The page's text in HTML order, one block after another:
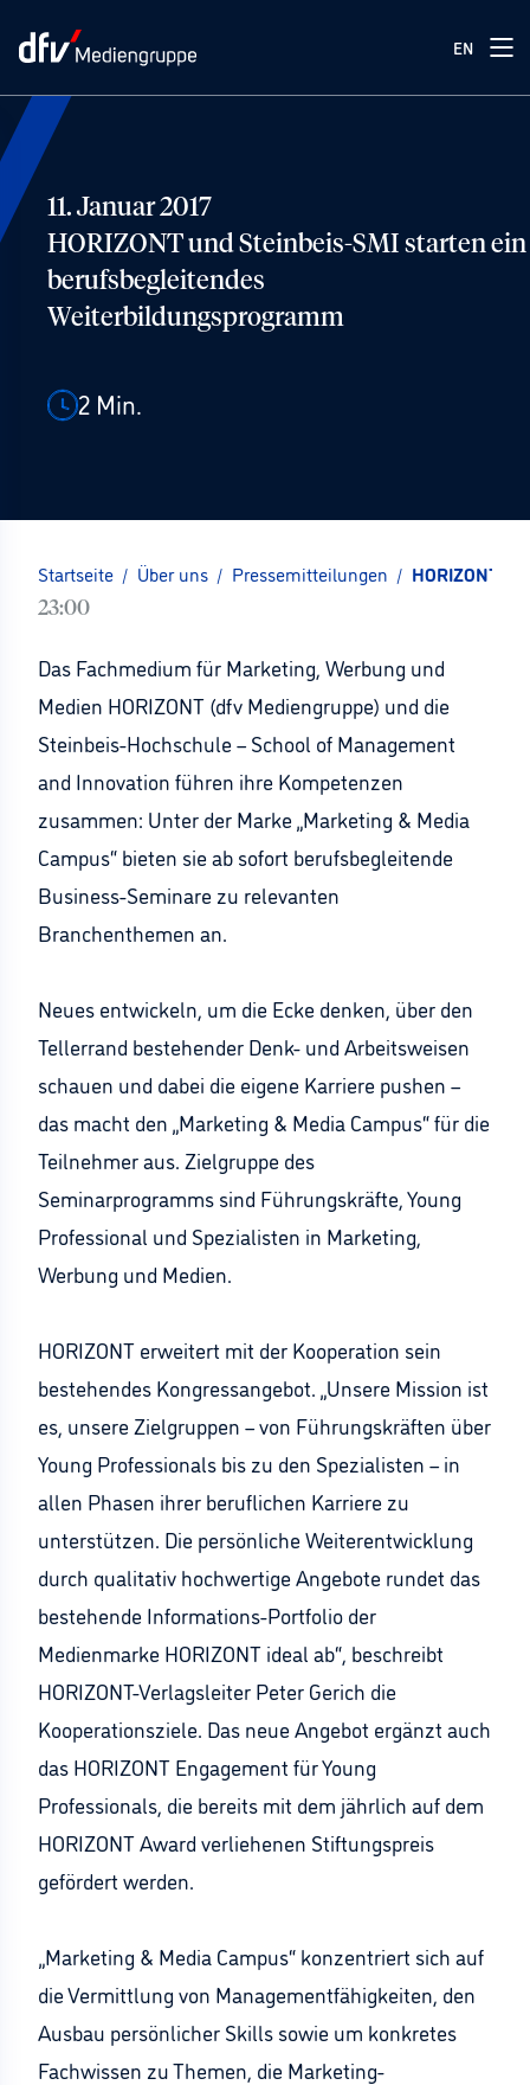
EN
11. Januar 2017
HORIZONT und Steinbeis-SMI starten ein
berufsbegleitendes
Weiterbildungsprogramm
2 Min.
Startseite / Über uns / Pressemitteilungen / HORIZONT
23:00
Das Fachmedium für Marketing, Werbung und
Medien HORIZONT (dfv Mediengruppe) und die
Steinbeis-Hochschule – School of Management
and Innovation führen ihre Kompetenzen
zusammen: Unter der Marke „Marketing & Media
Campus“ bieten sie ab sofort berufsbegleitende
Business-Seminare zu relevanten
Branchenthemen an.
Neues entwickeln, um die Ecke denken, über den
Tellerrand bestehender Denk- und Arbeitsweisen
schauen und dabei die eigene Karriere pushen –
das macht den „Marketing & Media Campus“ für die
Teilnehmer aus. Zielgruppe des
Seminarprogramms sind Führungskräfte, Young
Professional und Spezialisten in Marketing,
Werbung und Medien.
HORIZONT erweitert mit der Kooperation sein
bestehendes Kongressangebot. „Unsere Mission ist
es, unsere Zielgruppen – von Führungskräften über
Young Professionals bis zu den Spezialisten – in
allen Phasen ihrer beruflichen Karriere zu
unterstützen. Die persönliche Weiterentwicklung
durch qualitativ hochwertige Angebote rundet das
bestehende Informations-Portfolio der
Medienmarke HORIZONT ideal ab“, beschreibt
HORIZONT-Verlagsleiter Peter Gerich die
Kooperationsziele. Das neue Angebot ergänzt auch
das HORIZONT Engagement für Young
Professionals, die bereits mit dem jährlich auf dem
HORIZONT Award verliehenen Stiftungspreis
gefördert werden.
„Marketing & Media Campus“ konzentriert sich auf
die Vermittlung von Managementfähigkeiten, den
Ausbau persönlicher Skills sowie um konkretes
Fachwissen zu Themen, die Marketing-